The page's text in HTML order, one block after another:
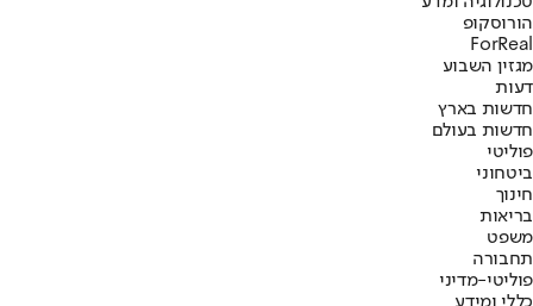
הורוסקופ
ForReal
מגזין השבוע
דעות
חדשות בארץ
חדשות בעולם
פוליטי
ביטחוני
חינוך
בריאות
משפט
תחבורה
פוליטי-מדיני